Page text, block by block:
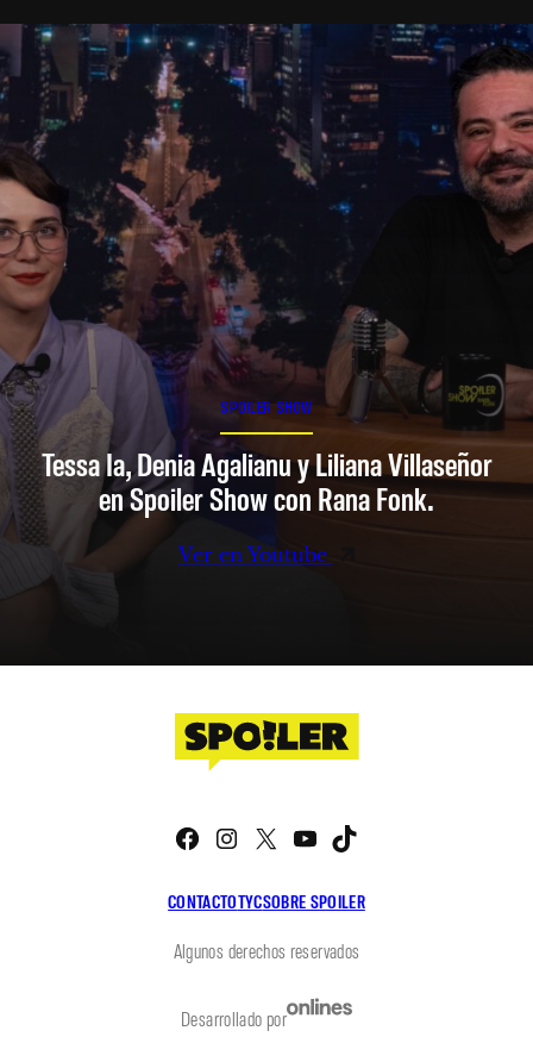
SPOILER SHOW
Tessa Ia, Denia Agalianu y Liliana Villaseñor
en Spoiler Show con Rana Fonk.
Ver en Youtube
CONTACTOTYCSOBRE SPOILER
Facebook
Instagram
X YouTube
Algunos derechos reservados
Desarrollado por